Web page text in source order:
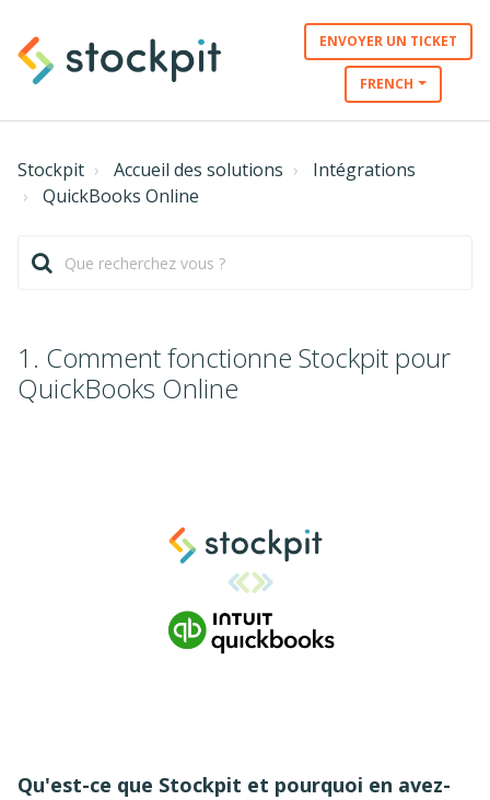
ENVOYER UN TICKET
FRENCH
Stockpit Accueil des solutions
Intégrations
QuickBooks Online
1. Comment fonctionne Stockpit pour
QuickBooks Online
Qu'est-ce que Stockpit et pourquoi en avez-